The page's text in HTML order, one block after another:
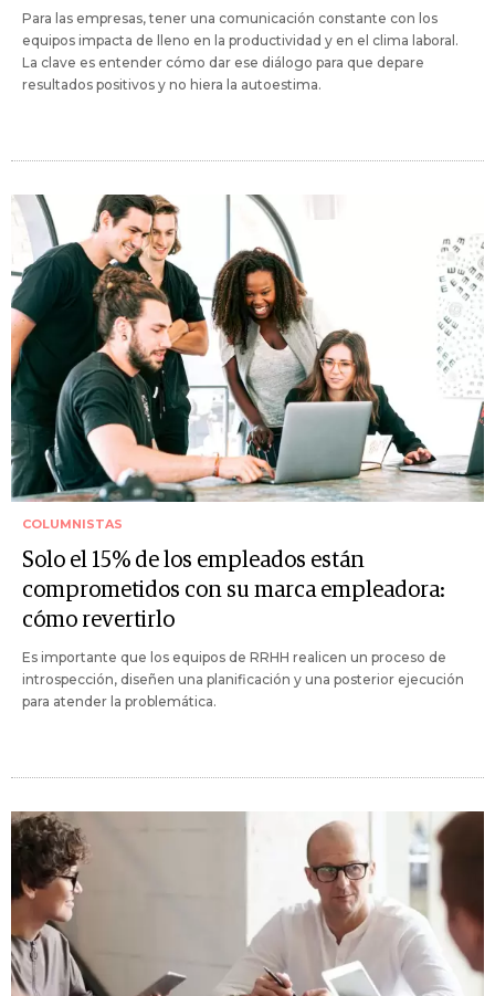
Para las empresas, tener una comunicación constante con los
equipos impacta de lleno en la productividad y en el clima laboral.
La clave es entender cómo dar ese diálogo para que depare
resultados positivos y no hiera la autoestima.
COLUMNISTAS
Solo el 15% de los empleados están
comprometidos con su marca empleadora:
cómo revertirlo
Es importante que los equipos de RRHH realicen un proceso de
introspección, diseñen una planificación y una posterior ejecución
para atender la problemática.